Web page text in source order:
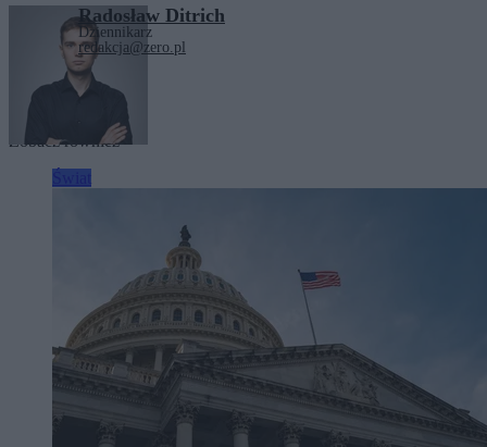
Radosław Ditrich
Dziennikarz
redakcja@zero.pl
Tagi: USA
Zobacz również